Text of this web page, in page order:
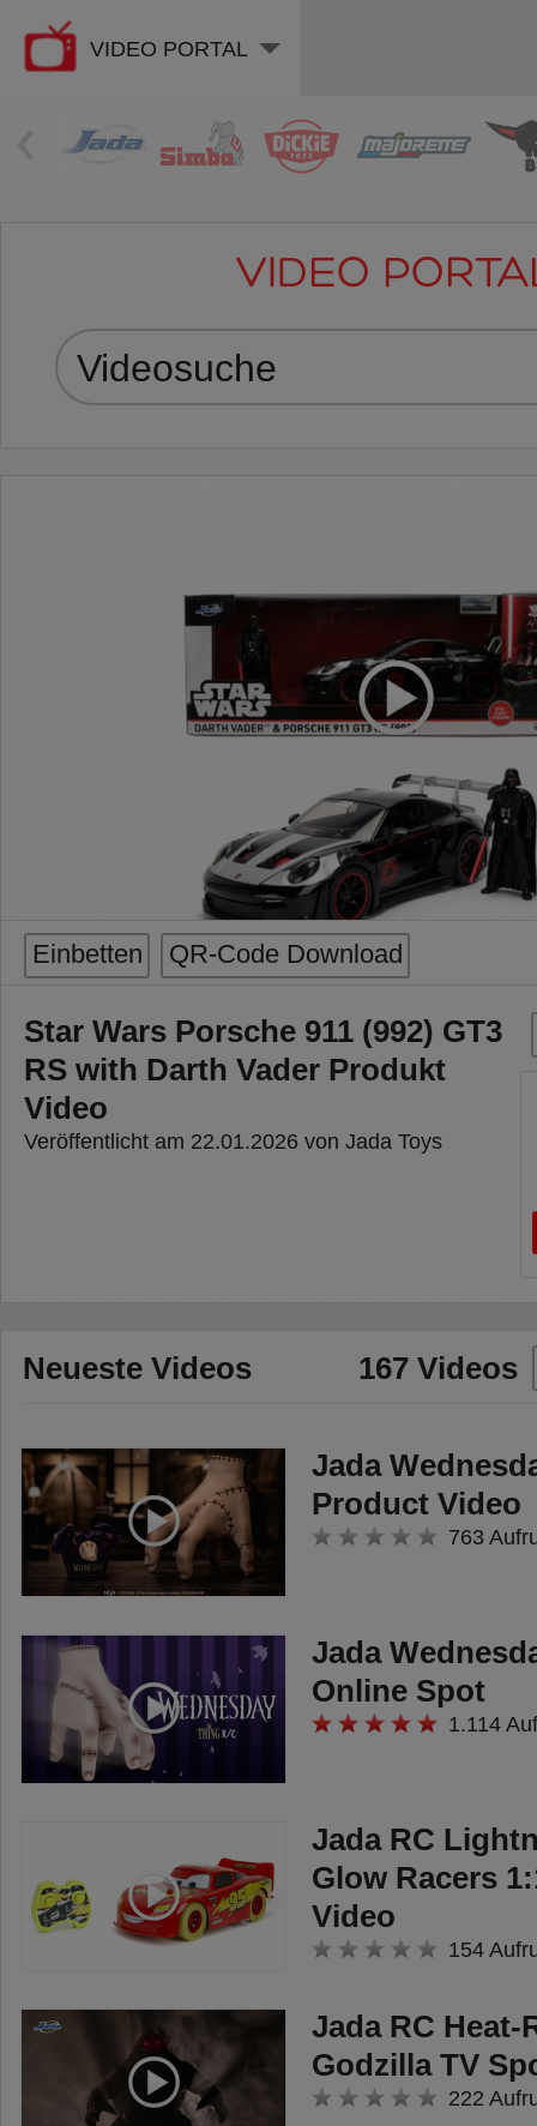
VIDEO PORTAL
VIDEO
Einbetten QR-Code Download
Star Wars Porsche 911 (992) GT3
RS with Darth Vader Produkt
Video
Veröffentlicht am 22.01.2026 von Jada Toys
Neueste Videos 167 Videos
Jada
Product Video
763
Jada
Online Spot
1.114
Jada RC
Glow Racers
Video
154
Jada RC Heat-
Godzilla TV
222